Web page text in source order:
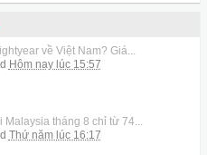
về Việt Nam? Giá...
Hôm nay lúc 15:57
tháng 8 chỉ từ 74...
Thứ năm lúc 16:17